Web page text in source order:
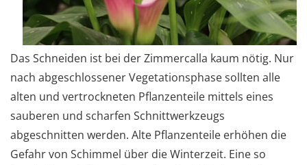
Das Schneiden ist bei der Zimmercalla kaum nötig. Nur
nach abgeschlossener Vegetationsphase sollten alle
alten und vertrockneten Pflanzenteile mittels eines
sauberen und scharfen Schnittwerkzeugs
abgeschnitten werden. Alte Pflanzenteile erhöhen die
Gefahr von Schimmel über die Winterzeit. Eine so